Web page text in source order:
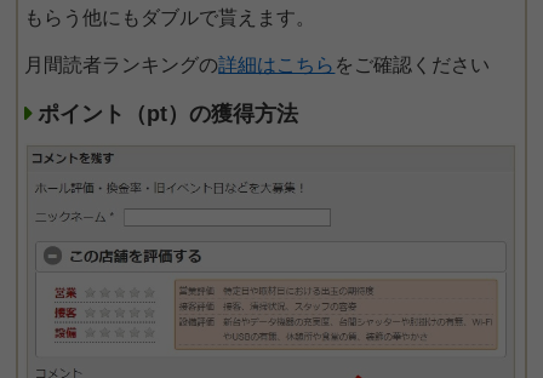
もらう他にもダブルで貰えます。
月間読者ランキングの詳細はこちら をご確認ください
ポイント（pt）の獲得方法